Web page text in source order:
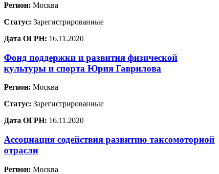
Регион: Москва
Статус: Зарегистрированные
Дата ОГРН: 16.11.2020
Фонд поддержки и развития физической
культуры и спорта Юрия Гаврилова
Регион: Москва
Статус: Зарегистрированные
Дата ОГРН: 16.11.2020
Ассоциация содействия развитию таксомоторной
отрасли
Регион: Москва